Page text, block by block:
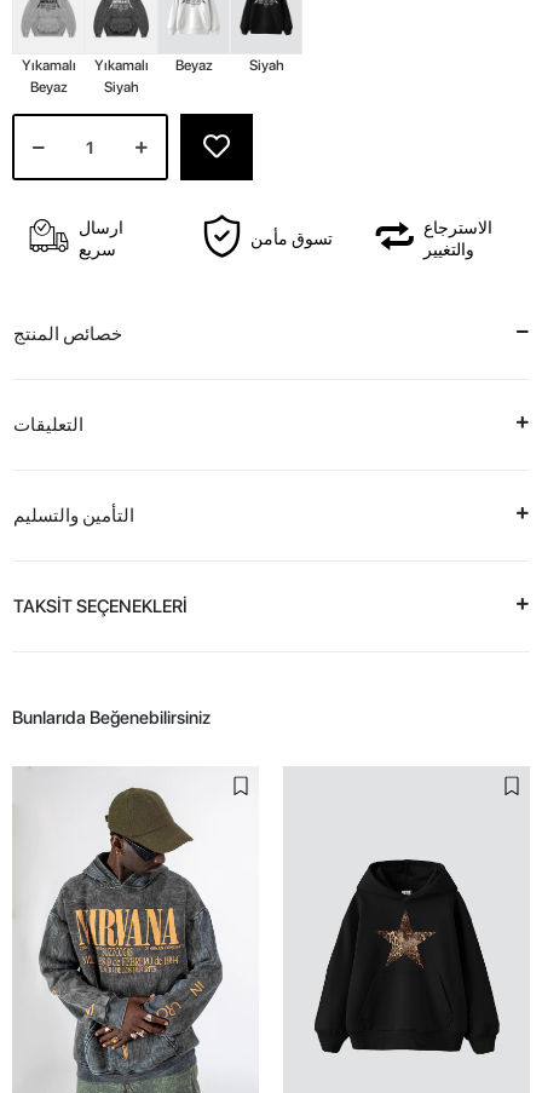
Yıkamalı
Beyaz
Yıkamalı
Siyah
Beyaz Siyah
ارسال
سريع
تسوق مأمن
الاسترجاع
والتغيير
خصائص المنتج
التعليقات
التأمين والتسليم
TAKSİT SEÇENEKLERİ
Bunlarıda Beğenebilirsiniz